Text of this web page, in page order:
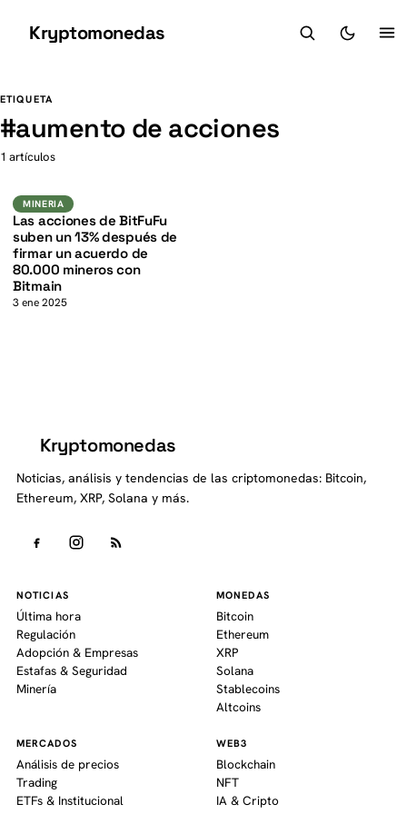
Kryptomonedas
ETIQUETA
#aumento de acciones
1 artículos
Mineria
K
MINERIA
Las acciones de BitFuFu
suben un 13% después de
firmar un acuerdo de
80.000 mineros con
Bitmain
3 ene 2025
Kryptomonedas
Noticias, análisis y tendencias de las criptomonedas: Bitcoin,
Ethereum, XRP, Solana y más.
NOTICIAS
Última hora
Regulación
Adopción & Empresas
Estafas & Seguridad
Minería
MONEDAS
Bitcoin
Ethereum
XRP
Solana
Stablecoins
Altcoins
MERCADOS
Análisis de precios
Trading
ETFs & Institucional
WEB3
Blockchain
NFT
IA & Cripto